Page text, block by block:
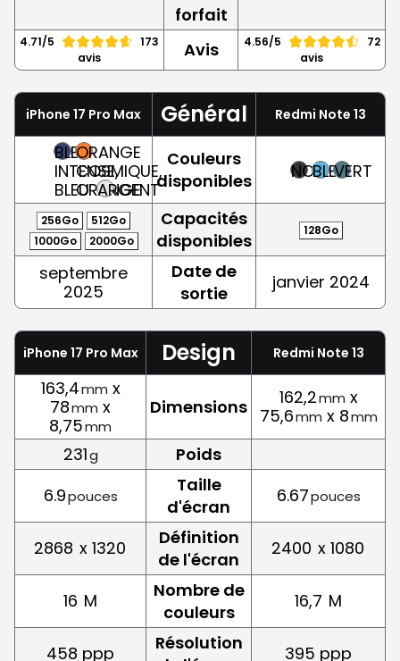
forfait
4.71/5
173
avis
Avis 4.56/5
72
avis
iPhone 17 Pro Max Général Redmi Note 13
BLEU
INTENSE,
BLEU
ORANGE
COSMIQUE,
ORANGE
ARGENT
Couleurs
disponibles
NOIRBLEUVERT
256Go
512Go
1000Go
2000Go
Capacités
disponibles
128Go
septembre
2025
Date de
sortie
janvier 2024
iPhone 17 Pro Max Design Redmi Note 13
163,4mm x
78mm x
8,75mm
Dimensions 162,2mm x
75,6mm x 8mm
231g
Poids
6.9pouces
Taille
d'écran
6.67pouces
2868 x 1320
Définition
de l'écran
2400 x 1080
16 M
Nombre de
couleurs
16,7 M
458 ppp
Résolution
395 ppp